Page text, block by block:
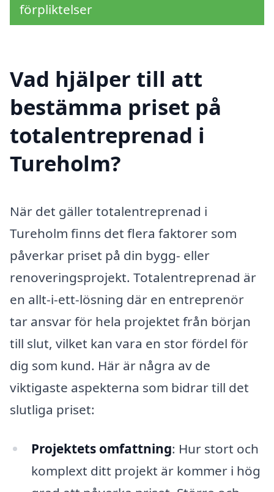
förpliktelser
Vad hjälper till att
bestämma priset på
totalentreprenad i
Tureholm?
När det gäller totalentreprenad i
Tureholm finns det flera faktorer som
påverkar priset på din bygg- eller
renoveringsprojekt. Totalentreprenad är
en allt-i-ett-lösning där en entreprenör
tar ansvar för hela projektet från början
till slut, vilket kan vara en stor fördel för
dig som kund. Här är några av de
viktigaste aspekterna som bidrar till det
slutliga priset:
Projektets omfattning: Hur stort och
komplext ditt projekt är kommer i hög